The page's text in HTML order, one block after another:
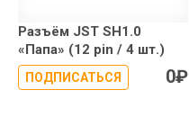
Разъём JST SH1.0
«Папа» (12 pin / 4 шт.)
ПОДПИСАТЬСЯ 0₽